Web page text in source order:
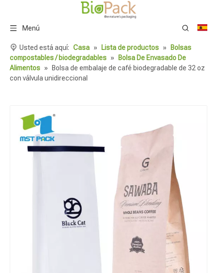
Menú
Usted está aquí: Casa » Lista de productos »
Bolsas
compostables / biodegradables »
Bolsa De Envasado De
Alimentos »
Bolsa de embalaje de café biodegradable de 32 oz
con válvula unidireccional